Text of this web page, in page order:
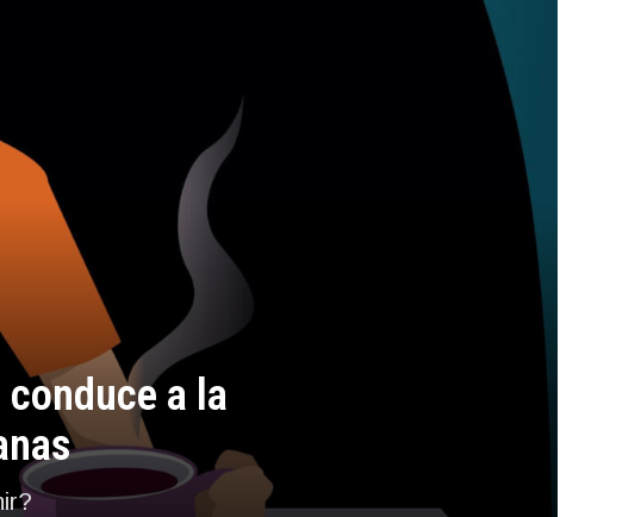
a la